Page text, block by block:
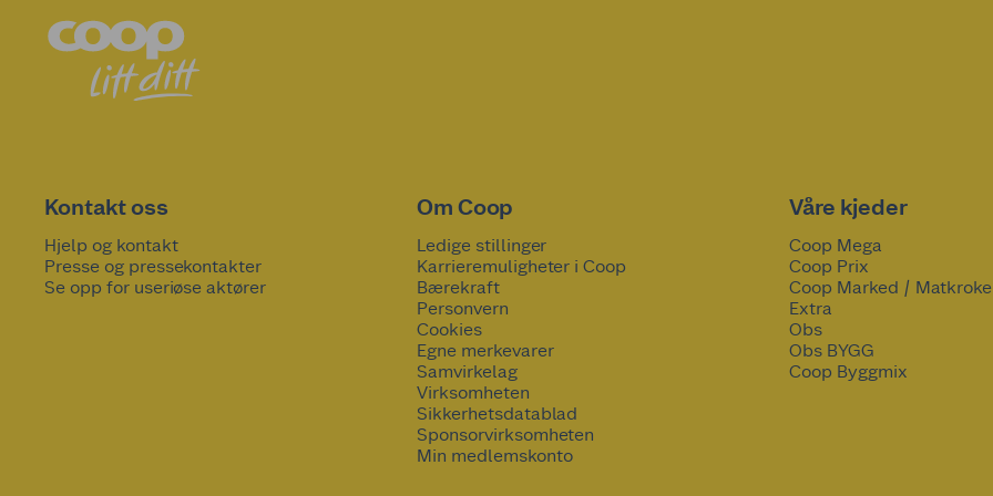
Kontakt oss
Hjelp og kontakt
Presse og pressekontakter
Se opp for useriøse aktører
Om Coop
Ledige stillinger
Karrieremuligheter i Coop
Bærekraft
Personvern
Cookies
Egne merkevarer
Samvirkelag
Virksomheten
Sikkerhetsdatablad
Sponsorvirksomheten
Min medlemskonto
Våre kjeder
Coop Mega
Coop Prix
Coop Marked /
Extra
Obs
Obs BYGG
Coop Byggmix